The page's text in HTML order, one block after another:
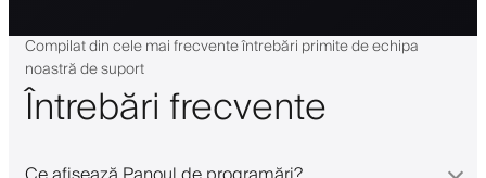
Compilat din cele mai frecvente întrebări primite de echipa
noastră de suport
Întrebări frecvente